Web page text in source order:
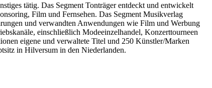
tätig. Das Segment Tonträger entdeckt und entwickelt
Film und Fernsehen. Das Segment Musikverlag
und verwandten Anwendungen wie Film und Werbung
einschließlich Modeeinzelhandel, Konzerttourneen
eigene und verwaltete Titel und 250 Künstler/Marken
in Hilversum in den Niederlanden.